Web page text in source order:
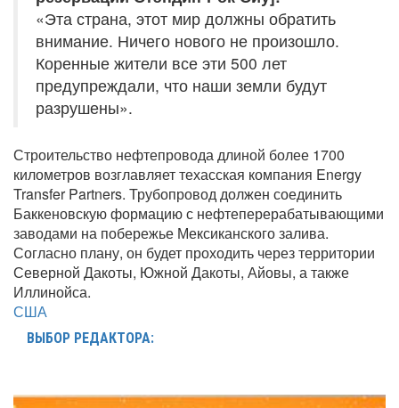
«Эта страна, этот мир должны обратить
внимание. Ничего нового не произошло.
Коренные жители все эти 500 лет
предупреждали, что наши земли будут
разрушены».
Строительство нефтепровода длиной более 1700
километров возглавляет техасская компания Energy
Transfer Partners. Трубопровод должен соединить
Баккеновскую формацию с нефтеперерабатывающими
заводами на побережье Мексиканского залива.
Согласно плану, он будет проходить через территории
Северной Дакоты, Южной Дакоты, Айовы, а также
Иллинойса.
США
ВЫБОР РЕДАКТОРА: